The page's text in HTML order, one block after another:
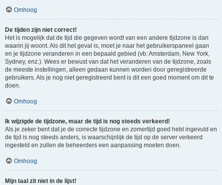
Omhoog
De tijden zijn niet correct!
Het is mogelijk dat de tijd die gegeven wordt van een andere tijdzone is dan
waarin jij woont. Als dit het geval is, moet je naar het gebruikerspaneel gaan
en je tijdzone veranderen in een bepaald gebied (vb: Amsterdam, New York,
Sydney, enz.). Wees er bewust van dat het veranderen van de tijdzone, zoals
de meeste instellingen, alleen gedaan kunnen worden door geregistreerde
gebruikers. Als je nog niet geregistreerd bent is dit een goed moment om dit te
doen.
Omhoog
Ik wijzigde de tijdzone, maar de tijd is nog steeds verkeerd!
Als je zeker bent dat je de correcte tijdzone en zomertijd goed hebt ingevuld en
de tijd is nog steeds anders, is waarschijnlijk de tijd op de server verkeerd
ingesteld en zullen de beheerders een aanpassing moeten doen.
Omhoog
Mijn taal zit niet in de lijst!